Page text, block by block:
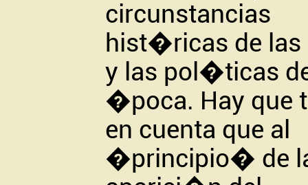
circunstancias
hist�ricas de las
y las pol�ticas
�poca. Hay que
en cuenta que al
�principio� de